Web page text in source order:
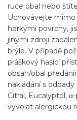
ruce obal nebo
Uchovávejte
horkými povrchy, j
jinými zdroji
brýle. V případě
práškový hasící
obsah/obal
nakládání s
Citral, Eucalyptol, α-
vyvolat alergickou